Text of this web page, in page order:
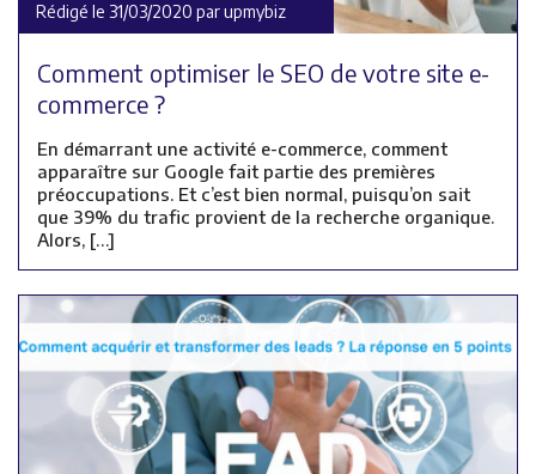
Rédigé le 31/03/2020 par upmybiz
Comment optimiser le SEO de votre site e-
commerce ?
En démarrant une activité e-commerce, comment
apparaître sur Google fait partie des premières
préoccupations. Et c’est bien normal, puisqu’on sait
que 39% du trafic provient de la recherche organique.
Alors, […]